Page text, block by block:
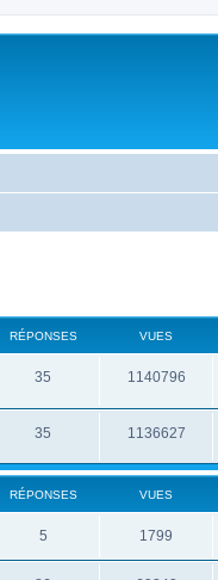
RÉPONSES VUES
35 1140796
35 1136627
RÉPONSES VUES
5 1799